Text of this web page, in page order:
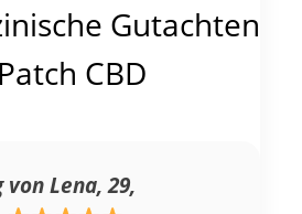
Gutachten
CBD
Lena, 29,